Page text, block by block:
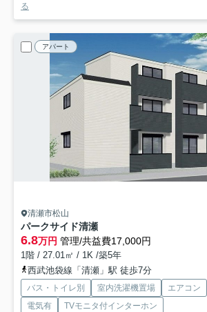
る
アパート
清瀬市松山
パークサイド清瀬
6.8万円 管理/共益費17,000円
1階 / 27.01㎡ / 1K /築5年
西武池袋線「清瀬」駅 徒歩7分
バス・トイレ別 室内洗濯機置場 エアコン
電気有
TVモニタ付インターホン